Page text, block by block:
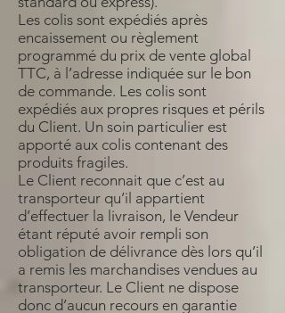
Les colis sont expédiés après
encaissement ou règlement
programmé du prix de vente global
TTC, à l’adresse indiquée sur le bon
de commande. Les colis sont
expédiés aux propres risques et périls
du Client. Un soin particulier est
apporté aux colis contenant des
produits fragiles.
Le Client reconnait que c’est au
transporteur qu’il appartient
d’effectuer la livraison, le Vendeur
étant réputé avoir rempli son
obligation de délivrance dès lors qu’il
a remis les marchandises vendues au
transporteur. Le Client ne dispose
donc d’aucun recours en garantie